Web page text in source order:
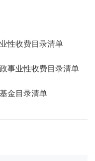
性收费目录清单
业性收费目录清单
目录清单